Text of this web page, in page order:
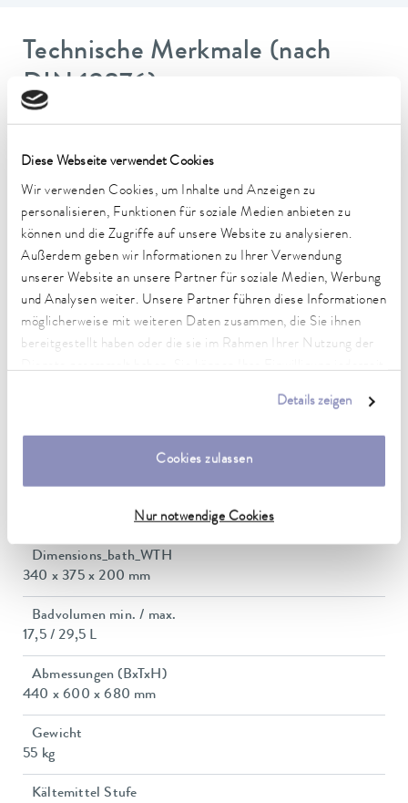
Diese Webseite verwendet Cookies
Wir verwenden Cookies, um Inhalte und Anzeigen zu
personalisieren, Funktionen für soziale Medien anbieten zu
können und die Zugriffe auf unsere Website zu analysieren.
Außerdem geben wir Informationen zu Ihrer Verwendung
unserer Website an unsere Partner für soziale Medien, Werbung
und Analysen weiter. Unsere Partner führen diese Informationen
möglicherweise mit weiteren Daten zusammen, die Sie ihnen
bereitgestellt haben oder die sie im Rahmen Ihrer Nutzung der
Details zeigen
Cookies zulassen
Nur notwendige Cookies
Technische Merkmale (nach
DIN 12876)
-35 ... 200 °C
Betriebstemperaturbereich
-35 ... 200 °C
Umgebungstemperaturbereich
5 ... 40 °C
Temperaturkonstanz
0,01 ± K
Leistungsaufnahme max.
Dimensions_bath_WTH
340 x 375 x 200 mm
Badvolumen min. / max.
17,5 / 29,5 L
Abmessungen (BxTxH)
440 x 600 x 680 mm
Gewicht
55 kg
Kältemittel Stufe